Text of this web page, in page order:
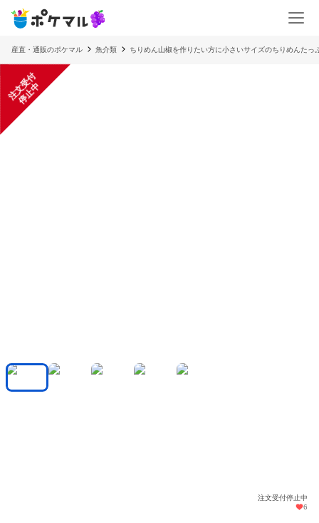
産直・通販のポケマル 魚介類 ちりめん山椒を作りたい方に小さいサイズのちりめんたっ
注
文
受
付
停
止
中
注文受付停止中
6